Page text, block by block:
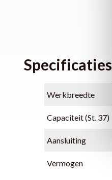
Specificaties
Werkbreedte
Capaciteit (St. 37)
Aansluiting
Vermogen